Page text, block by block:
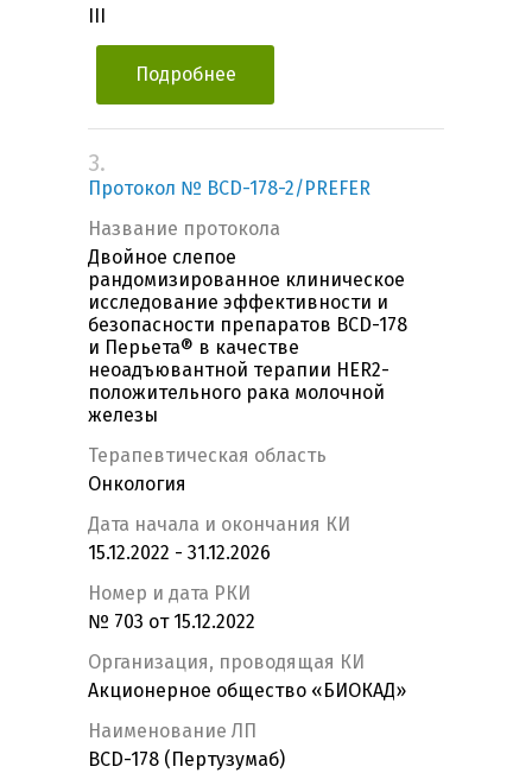
Подробнее
3.
Протокол № BCD-178-2/PREFER
Название протокола
Двойное слепое
рандомизированное клиническое
исследование эффективности и
безопасности препаратов BCD-178
и Перьета® в качестве
неоадъювантной терапии HER2-
положительного рака молочной
железы
Терапевтическая область
Онкология
Дата начала и окончания КИ
15.12.2022 - 31.12.2026
Номер и дата РКИ
№ 703 от 15.12.2022
Организация, проводящая КИ
Акционерное общество «БИОКАД»
Наименование ЛП
BCD-178 (Пертузумаб)